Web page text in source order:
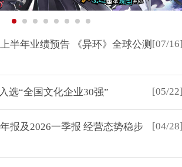
[07/
半年业绩预告 《异环》全球公测
[05/
选“全国文化企业30强”
[04/
报及2026一季报 经营态势稳步